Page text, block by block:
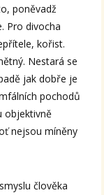
poněvadž
Pro divocha
kořist.
Nestará se
jak dobře je
pochodů
objektivně
nejsou míněny
člověka